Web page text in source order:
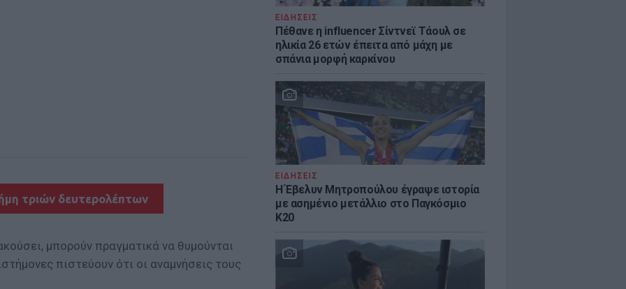
ΕΙΔΗΣΕΙΣ
Πέθανε η influencer Σίντνεϊ Τάουλ σε
ηλικία 26 ετών έπειτα από μάχη με
σπάνια μορφή καρκίνου
ΕΙΔΗΣΕΙΣ
Η Έβελυν Μητροπούλου έγραψε ιστορία
με ασημένιο μετάλλιο στο Παγκόσμιο
Κ20
τριών δευτερολέπτων
μπορούν πραγματικά να θυμούνται
πιστεύουν ότι οι αναμνήσεις τους